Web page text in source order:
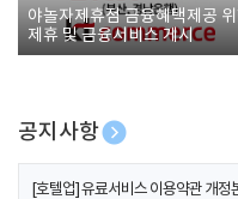
야놀자제휴점 금융혜택제공
제휴 및 금융서비스 게시
공지사항
[호텔업] 개인정보 처리방침 개정본1
[호텔업] 유료서비스 이용약관 개정